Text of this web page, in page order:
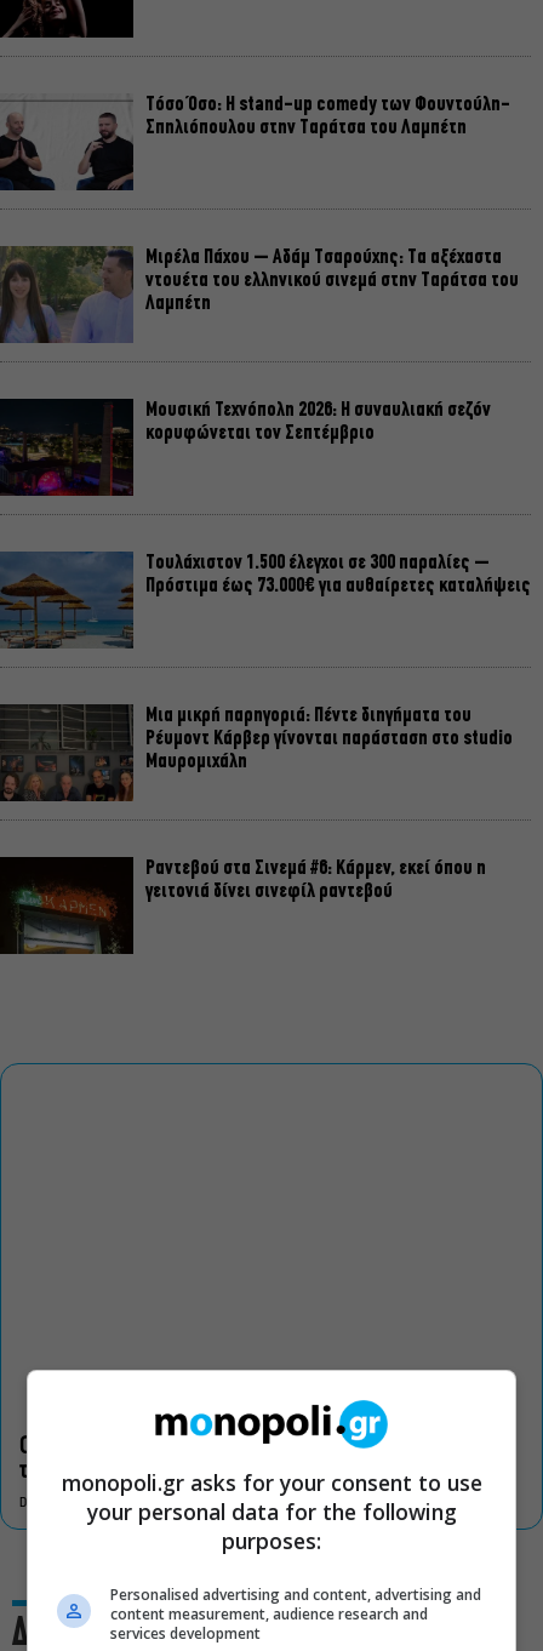
Τόσο Όσο: Η stand-up comedy των Φουντούλη-
Σπηλιόπουλου στην Ταράτσα του Λαμπέτη
Μιρέλα Πάχου – Αδάμ Τσαρούχης: Τα αξέχαστα
ντουέτα του ελληνικού σινεμά στην Ταράτσα του
Λαμπέτη
Μουσική Τεχνόπολη 2026: Η συναυλιακή σεζόν
κορυφώνεται τον Σεπτέμβριο
Τουλάχιστον 1.500 έλεγχοι σε 300 παραλίες –
Πρόστιμα έως 73.000€ για αυθαίρετες καταλήψεις
Μια μικρή παρηγοριά: Πέντε διηγήματα του
Ρέυμοντ Κάρβερ γίνονται παράσταση στο studio
Μαυρομιχάλη
Ραντεβού στα Σινεμά #6: Κάρμεν, εκεί όπου η
γειτονιά δίνει σινεφίλ ραντεβού
Οι «Τρωάδες» στην Επίδαυρο αλλάζουν την αντίληψη για
τον πολιτισμό
DON'T MISS
Δες και αυτό
monopoli.gr asks for your consent to use
your personal data for the following
purposes:
Personalised advertising and content, advertising and
content measurement, audience research and
services development